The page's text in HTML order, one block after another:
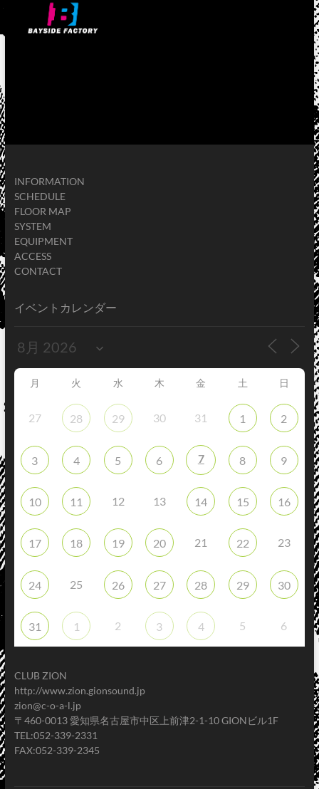
INFORMATION
SCHEDULE
FLOOR MAP
SYSTEM
EQUIPMENT
ACCESS
CONTACT
イベントカレンダー
月 火 水 木 金 土 日
27 28 29 30 31 1 2
3 4 5 6 7 8 9
10 11 12 13 14 15 16
17 18 19 20 21 22 23
24 25 26 27 28 29 30
31 1 2 3 4 5 6
CLUB ZION
http://www.zion.gionsound.jp
zion@c-o-a-l.jp
〒460-0013 愛知県名古屋市中区上前津2-1-10 GIONビル1F
TEL:052-339-2331
FAX:052-339-2345